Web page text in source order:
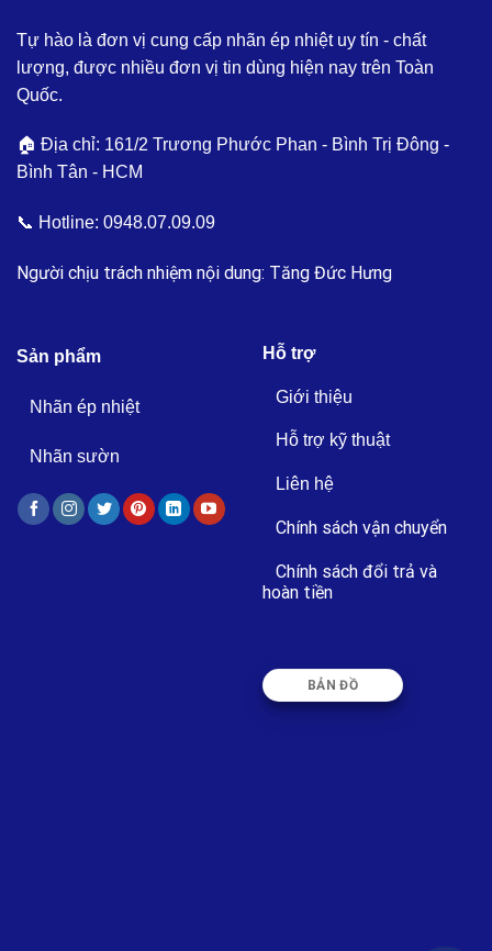
Tự hào là đơn vị cung cấp nhãn ép nhiệt uy tín - chất
lượng, được nhiều đơn vị tin dùng hiện nay trên Toàn
Quốc.
🏠 Địa chỉ: 161/2 Trương Phước Phan - Bình Trị Đông -
Bình Tân - HCM
📞 Hotline: 0948.07.09.09
Người chịu trách nhiệm nội dung: Tăng Đức Hưng
Sản phẩm
Nhãn ép nhiệt
Nhãn sườn
Hỗ trợ
Giới thiệu
Hỗ trợ kỹ thuật
Liên hệ
Chính sách vận chuyển
Chính sách đổi trả và
hoàn tiền
BẢN ĐỒ